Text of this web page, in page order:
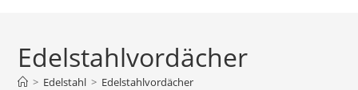
Edelstahlvordächer
> Edelstahl > Edelstahlvordächer